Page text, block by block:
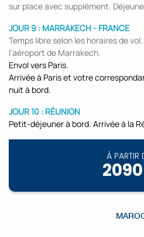
sur place avec supplément.
JOUR 9 : MARRAKECH - FRANCE
Temps libre selon les horaires de
l'aéroport de Marrakech.
Envol vers Paris.
Arrivée à Paris et votre
nuit à bord.
JOUR 10 : RÉUNION
Petit-déjeuner à bord. Arrivée à la
À PARTIR